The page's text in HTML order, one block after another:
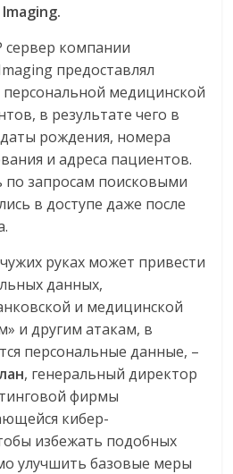
сервер компании
предоставлял
медицинской
в результате чего в
рождения, номера
и адреса пациентов.
запросам поисковыми
в доступе даже после
руках может привести
данных,
и медицинской
и другим атакам, в
персональные данные, –
, генеральный директор
фирмы
кибер-
избежать подобных
улучшить базовые меры